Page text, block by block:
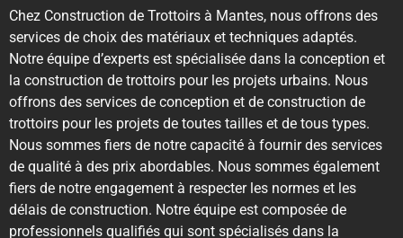
Chez Construction de Trottoirs à Mantes, nous offrons des
services de choix des matériaux et techniques adaptés.
Notre équipe d’experts est spécialisée dans la conception et
la construction de trottoirs pour les projets urbains. Nous
offrons des services de conception et de construction de
trottoirs pour les projets de toutes tailles et de tous types.
Nous sommes fiers de notre capacité à fournir des services
de qualité à des prix abordables. Nous sommes également
fiers de notre engagement à respecter les normes et les
délais de construction. Notre équipe est composée de
professionnels qualifiés qui sont spécialisés dans la